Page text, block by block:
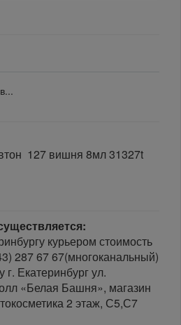
127 вишня 8мл 31327t
курьером стоимость
287 67 67(многоканальный)
Екатеринбург ул.
«Белая Башня», магазин
2 этаж, С5,С7